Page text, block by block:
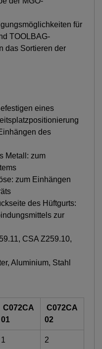
für
TOOLBAG-
das Sortieren der
eines
des
Metall: zum
zum Einhängen
des Hüftgurts:
zur
CSA Z259.10,
Aluminium, Stahl
C072CA
01
C072CA
02
1 2